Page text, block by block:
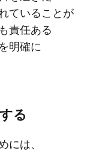
ている​ことが​
責任ある​
明確に​
る
には、​